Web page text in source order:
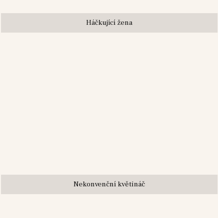
Háčkující žena
Nekonvenční květináč